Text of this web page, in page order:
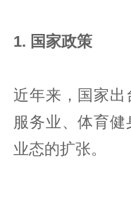
1. 国家政策
近年来，国家出
服务业、体育
业态的扩张。